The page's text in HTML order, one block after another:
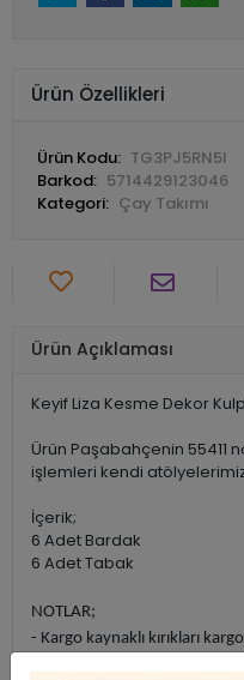
Ürün Özellikleri
Ürün Kodu: TG3PJ5RN5I
Barkod: 5714429123046
Kategori: Çay Takımı
Ürün Açıklaması
Keyif Liza Kesme Dekor
Ürün Paşabahçenin 55411
işlemleri kendi
İçerik;
6 Adet Bardak
6 Adet Tabak
NOTLAR;
- Kargo kaynaklı kırıkları